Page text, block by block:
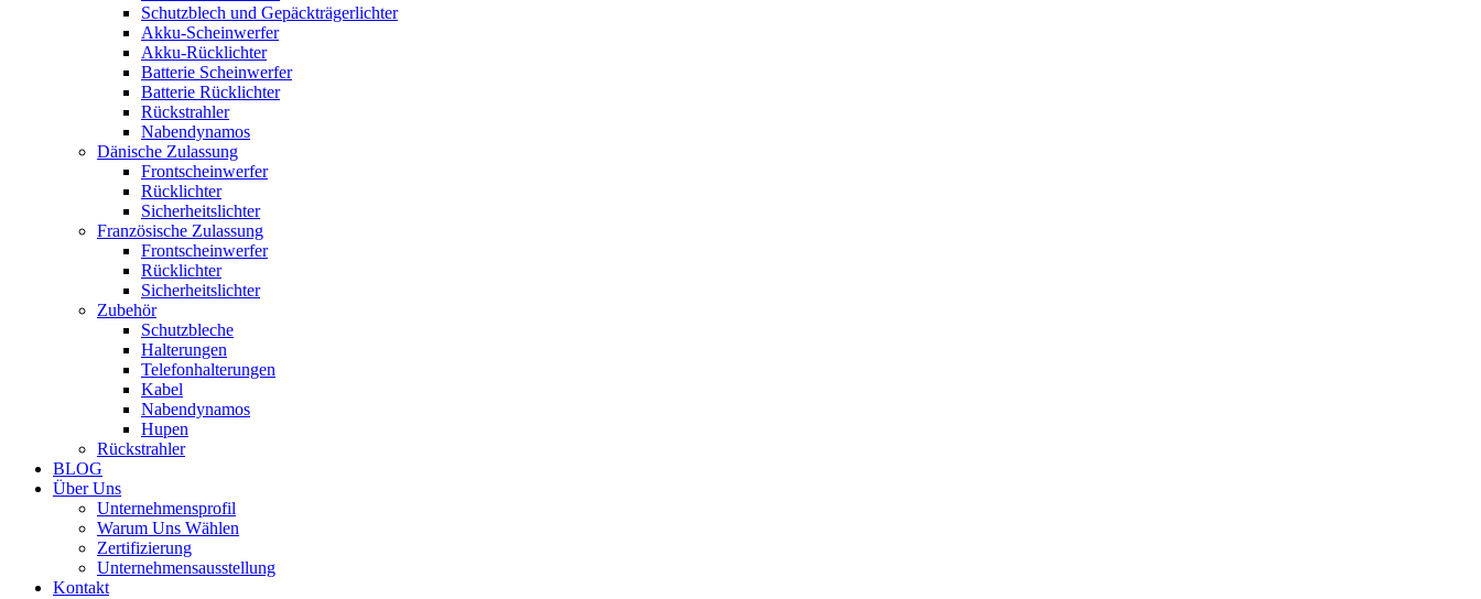
Schutzblech und Gepäckträgerlichter
Akku-Scheinwerfer
Akku-Rücklichter
Batterie Scheinwerfer
Batterie Rücklichter
Rückstrahler
Nabendynamos
Dänische Zulassung
Frontscheinwerfer
Rücklichter
Sicherheitslichter
Französische Zulassung
Frontscheinwerfer
Rücklichter
Sicherheitslichter
Zubehör
Schutzbleche
Halterungen
Telefonhalterungen
Kabel
Nabendynamos
Hupen
Rückstrahler
BLOG
Über Uns
Unternehmensprofil
Warum Uns Wählen
Zertifizierung
Unternehmensausstellung
Kontakt